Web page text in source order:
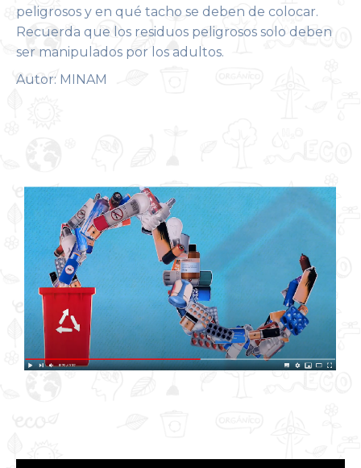
peligrosos y en qué tacho se deben de colocar.
Recuerda que los residuos peligrosos solo deben
ser manipulados por los adultos.
Autor: MINAM